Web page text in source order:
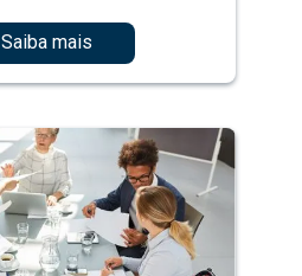
Saiba mais